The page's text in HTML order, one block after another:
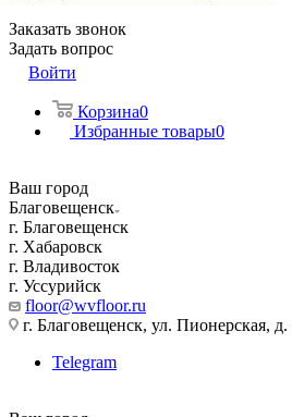
Заказать звонок
Задать вопрос
Войти
Корзина0
Избранные товары0
Ваш город
Благовещенск
г. Благовещенск
г. Хабаровск
г. Владивосток
г. Уссурийск
floor@wvfloor.ru
г. Благовещенск, ул. Пионерская, д.
Telegram